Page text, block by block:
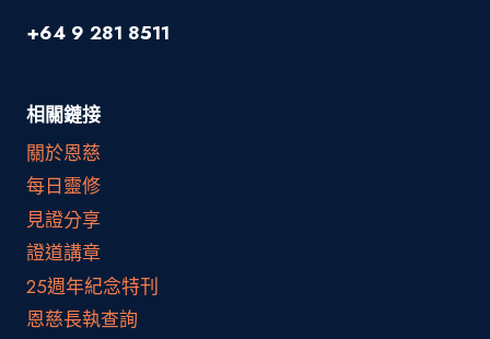
+64 9 281 8511
相關鏈接
關於恩慈
每日靈修
見證分享
證道講章
25週年紀念特刊
恩慈長執查詢